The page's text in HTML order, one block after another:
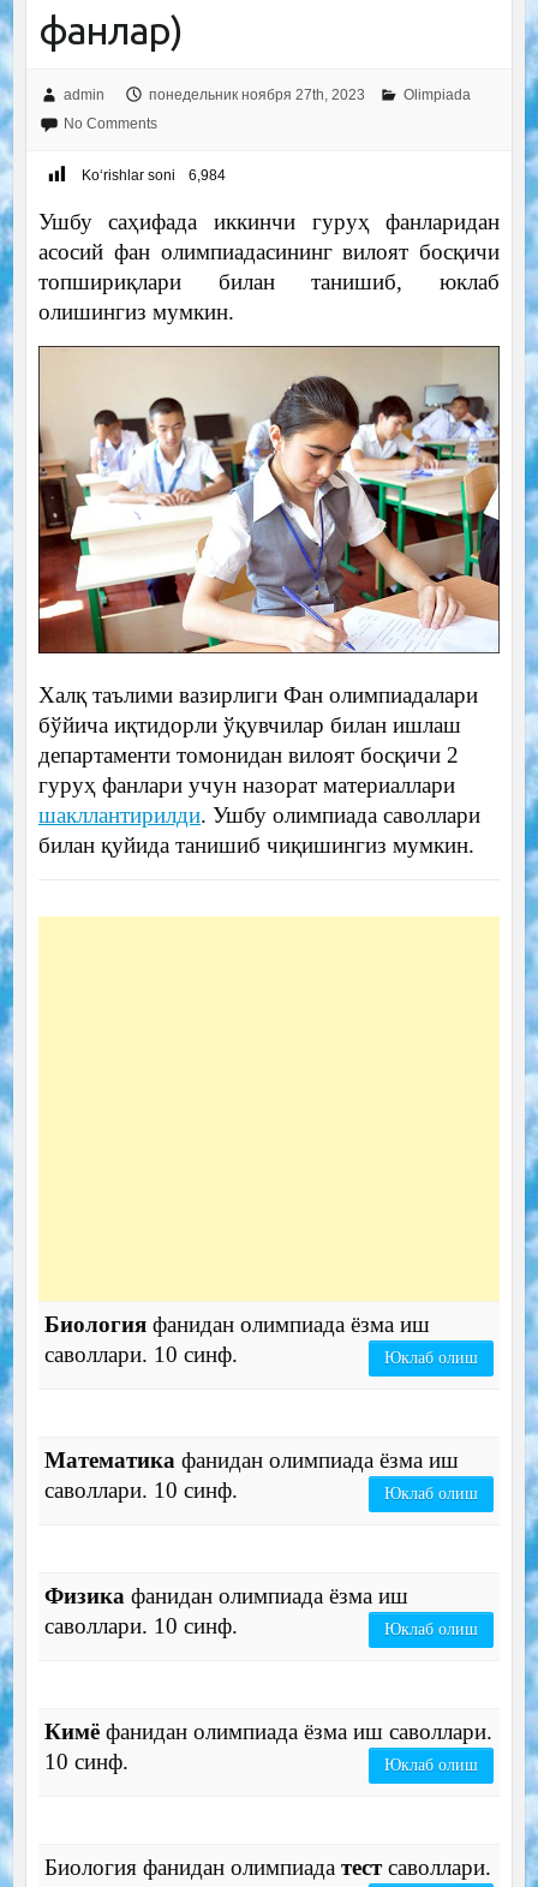
фанлар)
admin понедельник ноября 27th, 2023
Olimpiada
No Comments
Ko‘rishlar soni 6,984
Ушбу саҳифада иккинчи гуруҳ фанларидан
асосий фан олимпиадасининг вилоят босқичи
топшириқлари билан танишиб, юклаб
олишингиз мумкин.
Халқ таълими вазирлиги Фан олимпиадалари
бўйича иқтидорли ўқувчилар билан ишлаш
департаменти томонидан вилоят босқичи 2
гуруҳ фанлари учун назорат материаллари
шакллантирилди. Ушбу олимпиада саволлари
билан қуйида танишиб чиқишингиз мумкин.
Биологияфанидан олимпиада ёзма иш
саволлари. 10 синф.
Юклаб олиш
Математика фанидан олимпиада ёзма иш
саволлари. 10 синф.
Юклаб олиш
Физика фанидан олимпиада ёзма иш
саволлари. 10 синф.
Юклаб олиш
Кимёфанидан олимпиада ёзма иш саволлари.
10 синф.
Юклаб олиш
Биология фанидан олимпиада тестсаволлари.